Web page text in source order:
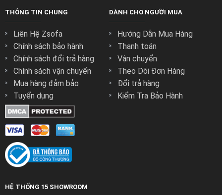
THÔNG TIN CHUNG
Liên Hệ Zsofa
Chính sách bảo hành
Chính sách đổi trả hàng
Chính sách vận chuyển
Mua hàng đảm bảo
Tuyển dụng
DÀNH CHO NGƯỜI MUA
Hướng Dẫn Mua Hàng
Thanh toán
Vận chuyển
Theo Dõi Đơn Hàng
Đổi trả hàng
Kiểm Tra Bảo Hành
HỆ THỐNG 15 SHOWROOM